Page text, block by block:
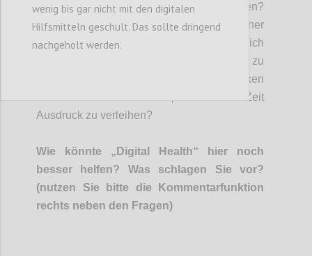
ihreSorgen, Nöte, Bedenken zu reden?
Welche Möglichkeiten können innerhalb einer
Einrichtung geschaffen werden, um sich
, zu
und den mitunter komplexen
in dieser anspruchsvollen Zeit
Ausdruck zu verleihen?
Wie könnte „Digital Health“ hier noch
besser helfen? Was schlagen Sie vor?
(nutzen Sie bitte die Kommentarfunktion
rechts neben den Fragen)
wenig bis gar nicht mit den digitalen
Hilfsmitteln geschult. Das sollte dringend
nachgeholt werden.